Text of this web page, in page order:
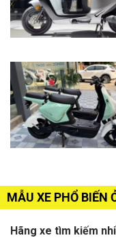
MẪU XE PHỔ BIẾN
Hãng xe tìm kiếm